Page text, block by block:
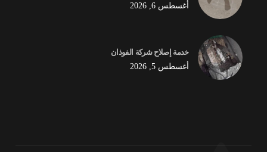
أغسطس 6, 2026
خدمة إصلاح شركة الفوذان
أغسطس 5, 2026